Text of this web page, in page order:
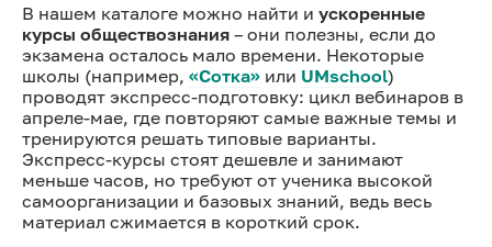
В нашем каталоге можно найти и ускоренные
курсы обществознания – они полезны, если до
экзамена осталось мало времени. Некоторые
школы (например, «Сотка» или UMschool)
проводят экспресс-подготовку: цикл вебинаров в
апреле-мае, где повторяют самые важные темы и
тренируются решать типовые варианты.
Экспресс-курсы стоят дешевле и занимают
меньше часов, но требуют от ученика высокой
самоорганизации и базовых знаний, ведь весь
материал сжимается в короткий срок.